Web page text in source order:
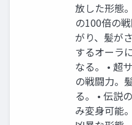
放した形態
の100倍の
がり、髪が
するオーラ
なる。 • 超
の戦闘力。
る。 • 伝説
み変身可能